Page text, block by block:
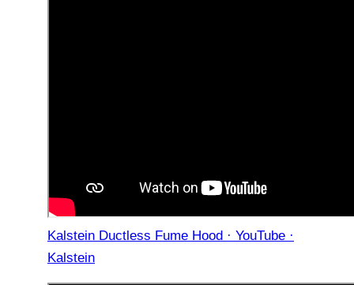
Kalstein Ductless Fume Hood · YouTube ·
Kalstein